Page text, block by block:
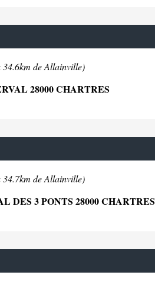
34.6km de Allainville)
28000 CHARTRES
34.7km de Allainville)
DES 3 PONTS 28000 CHARTRES